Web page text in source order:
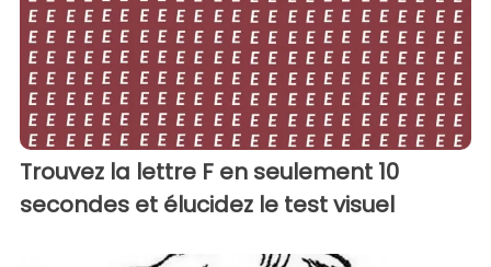
Trouvez la lettre F en seulement 10
secondes et élucidez le test visuel